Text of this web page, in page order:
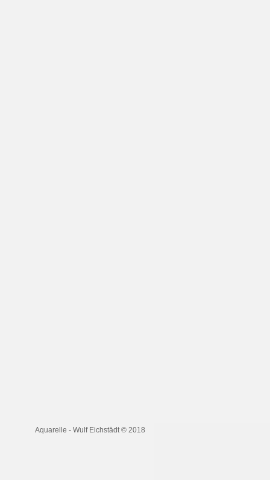
Aquarelle - Wulf Eichstädt © 2018